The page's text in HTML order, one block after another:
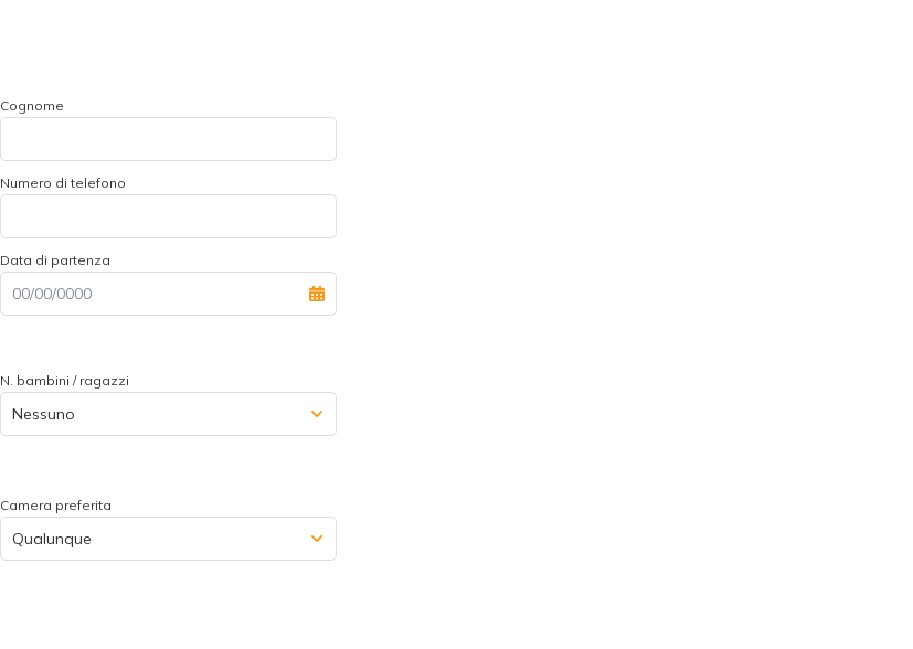
Cognome
Numero di telefono
Data di partenza
N. bambini / ragazzi
Camera preferita